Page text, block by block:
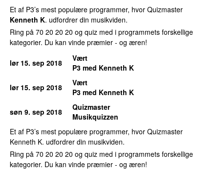
Et af P3’s mest populære programmer, hvor Quizmaster
Kenneth K. udfordrer din musikviden.
Ring på 70 20 20 20 og quiz med i programmets forskellige
kategorier. Du kan vinde præmier - og æren!
lør 15. sep 2018
Vært
P3 med Kenneth K
lør 15. sep 2018
Vært
P3 med Kenneth K
søn 9. sep 2018
Quizmaster
Musikquizzen
Et af P3’s mest populære programmer, hvor Quizmaster
Kenneth K. udfordrer din musikviden.
Ring på 70 20 20 20 og quiz med i programmets forskellige
kategorier. Du kan vinde præmier - og æren!